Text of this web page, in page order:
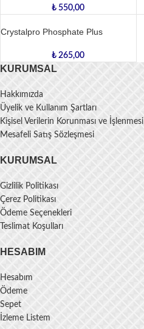
₺ 550,00
Crystalpro Phosphate Plus
₺ 265,00
KURUMSAL
Hakkımızda
Üyelik ve Kullanım Şartları
Kişisel Verilerin Korunması ve İşlenmesi
Mesafeli Satış Sözleşmesi
KURUMSAL
Gizlilik Politikası
Çerez Politikası
Ödeme Seçenekleri
Teslimat Koşulları
HESABIM
Hesabım
Ödeme
Sepet
İzleme Listem